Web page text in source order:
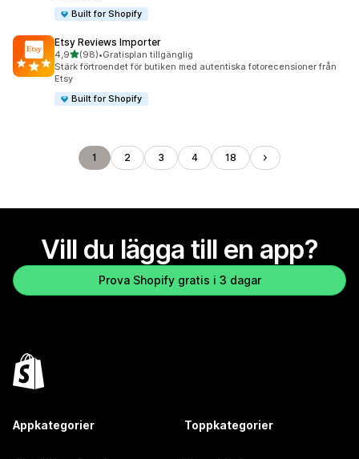
Built for Shopify
Etsy Reviews Importer
4,9av 5 stjärnor
(98)
98 recensioner totalt
•Gratisplan tillgänglig
Stärk förtroendet för butiken med autentiska fotorecensioner från
Etsy
Built for Shopify
1 2 3 4 18
Vill du lägga till en app?
Prova Shopify gratis i 3 dagar
Appkategorier Toppkategorier